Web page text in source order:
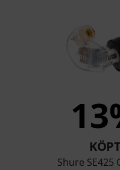
KÖPT
Shure SE425